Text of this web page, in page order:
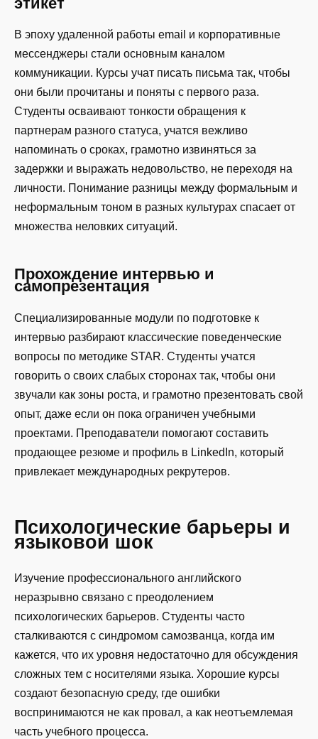
В эпоху удаленной работы email и корпоративные
мессенджеры стали основным каналом
коммуникации. Курсы учат писать письма так, чтобы
они были прочитаны и поняты с первого раза.
Студенты осваивают тонкости обращения к
партнерам разного статуса, учатся вежливо
напоминать о сроках, грамотно извиняться за
задержки и выражать недовольство, не переходя на
личности. Понимание разницы между формальным и
неформальным тоном в разных культурах спасает от
множества неловких ситуаций.
Прохождение интервью и
самопрезентация
Специализированные модули по подготовке к
интервью разбирают классические поведенческие
вопросы по методике STAR. Студенты учатся
говорить о своих слабых сторонах так, чтобы они
звучали как зоны роста, и грамотно презентовать свой
опыт, даже если он пока ограничен учебными
проектами. Преподаватели помогают составить
продающее резюме и профиль в LinkedIn, который
привлекает международных рекрутеров.
Психологические барьеры и
языковой шок
Изучение профессионального английского
неразрывно связано с преодолением
психологических барьеров. Студенты часто
сталкиваются с синдромом самозванца, когда им
кажется, что их уровня недостаточно для обсуждения
сложных тем с носителями языка. Хорошие курсы
создают безопасную среду, где ошибки
воспринимаются не как провал, а как неотъемлемая
часть учебного процесса.